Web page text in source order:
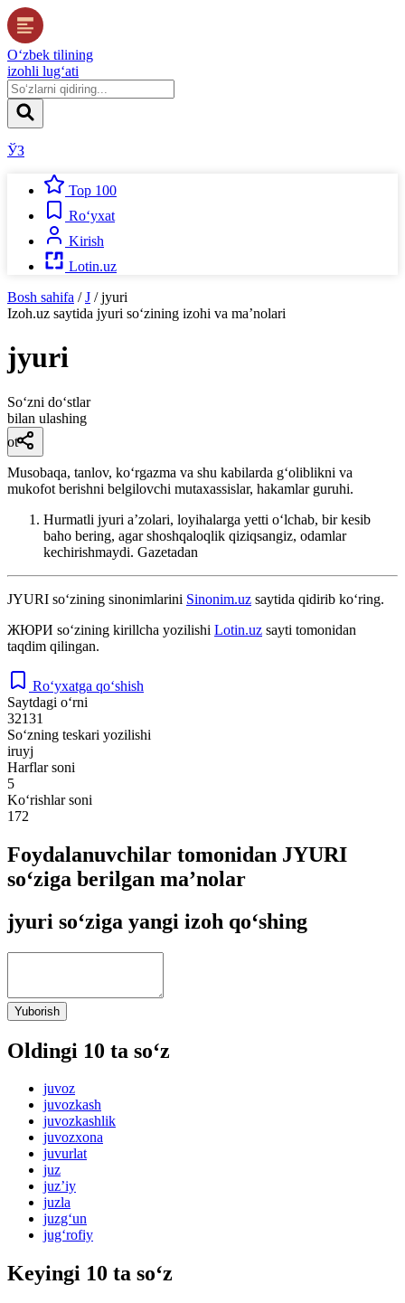
O‘zbek tilining
izohli lug‘ati
ЎЗ
Top 100
Ro‘yxat
Kirish
Lotin.uz
Bosh sahifa / J / jyuri
Izoh.uz saytida jyuri so‘zining izohi va ma’nolari
jyuri
So‘zni do‘stlar
bilan ulashing
ot
Musobaqa, tanlov, koʻrgazma va shu kabilarda gʻoliblikni va
mukofot berishni belgilovchi mutaxassislar, hakamlar guruhi.
Hurmatli jyuri aʼzolari, loyihalarga yetti oʻlchab, bir kesib
baho bering, agar shoshqaloqlik qiziqsangiz, odamlar
kechirishmaydi. Gazetadan
JYURI so‘zining sinonimlarini Sinonim.uz saytida qidirib ko‘ring.
ЖЮРИ so‘zining kirillcha yozilishi Lotin.uz sayti tomonidan
taqdim qilingan.
Ro‘yxatga qo‘shish
Saytdagi o‘rni
32131
So‘zning teskari yozilishi
iruyj
Harflar soni
5
Ko‘rishlar soni
172
Foydalanuvchilar tomonidan JYURI
so‘ziga berilgan ma’nolar
jyuri so‘ziga yangi izoh qo‘shing
Yuborish
Oldingi 10 ta so‘z
juvoz
juvozkash
juvozkashlik
juvozxona
juvurlat
juz
juzʼiy
juzla
juzg‘un
jug‘rofiy
Keyingi 10 ta so‘z